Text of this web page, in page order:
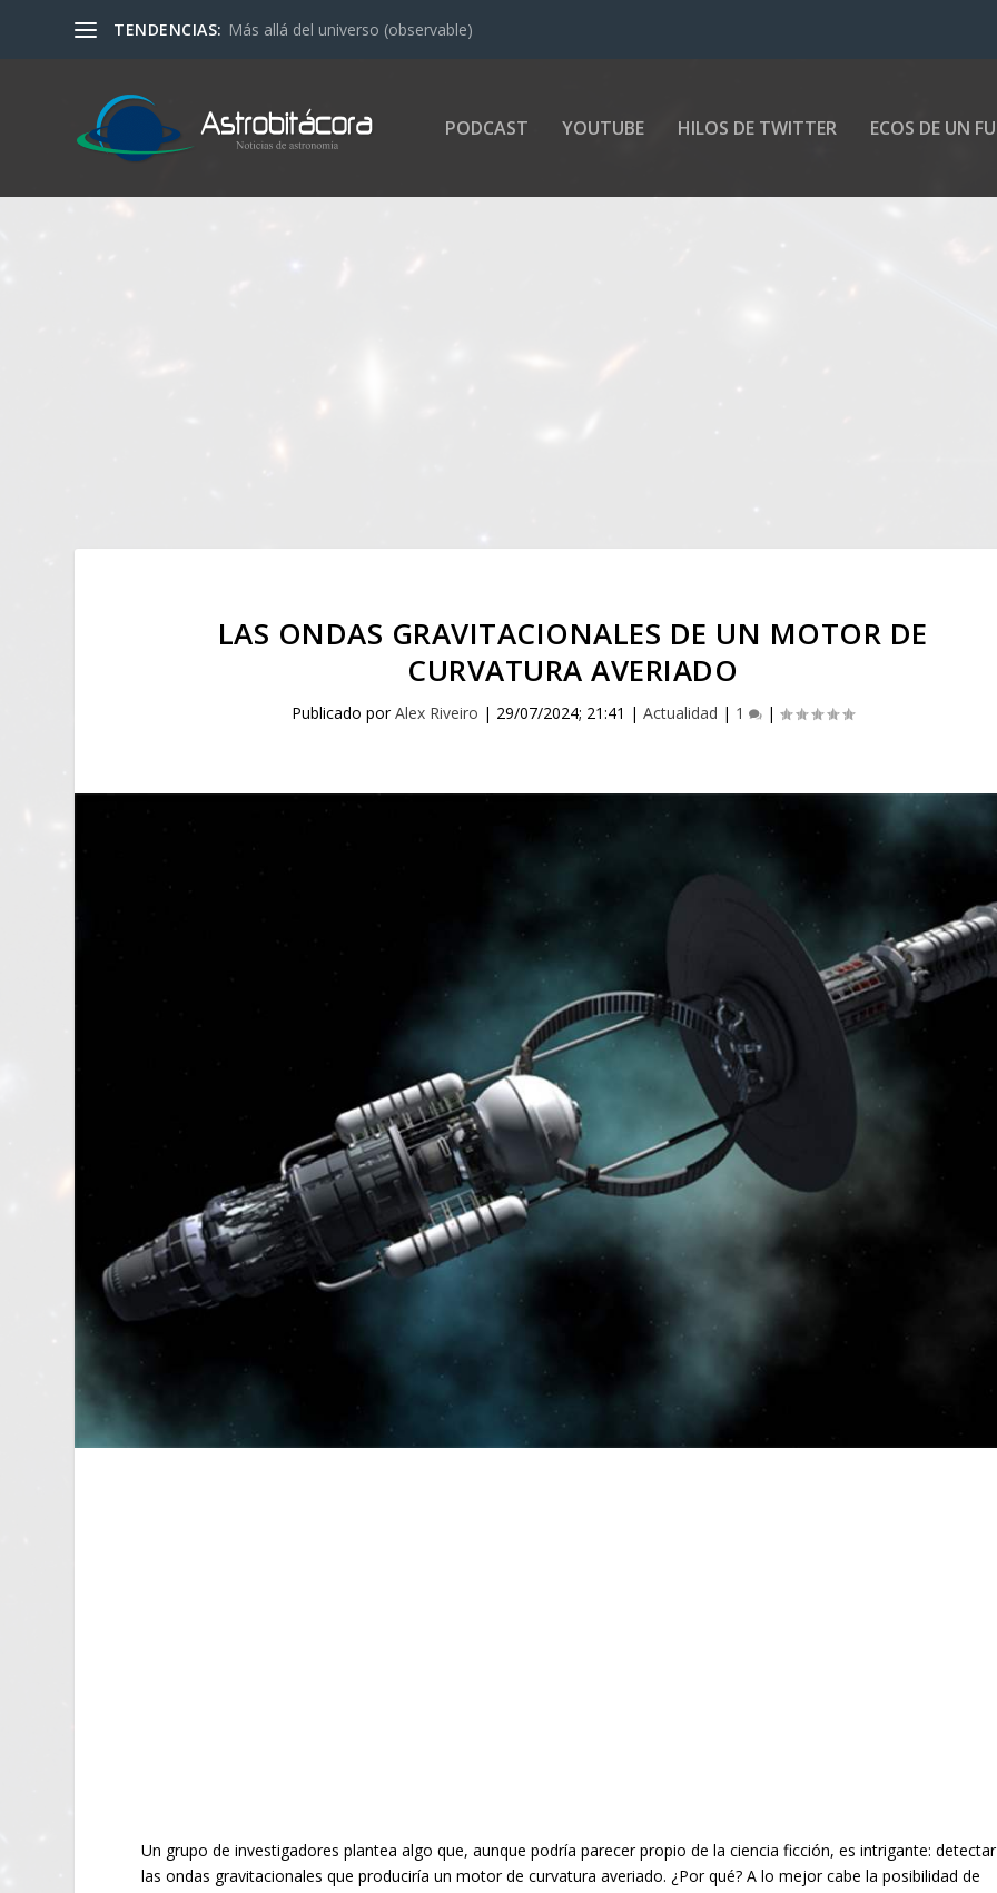
TENDENCIAS: Más allá del universo (observable)
PODCAST YOUTUBE HILOS DE TWITTER ECOS DE UN
LAS ONDAS GRAVITACIONALES DE UN MOTOR DE
CURVATURA AVERIADO
Publicado porAlex Riveiro | 29/07/2024; 21:41 |Actualidad | 1 |
Un grupo de investigadores plantea algo que, aunque podría parecer propio de la ciencia ficción, es intrigante: detectar
las ondas gravitacionales que produciría un motor de curvatura averiado. ¿Por qué? A lo mejor cabe la posibilidad de